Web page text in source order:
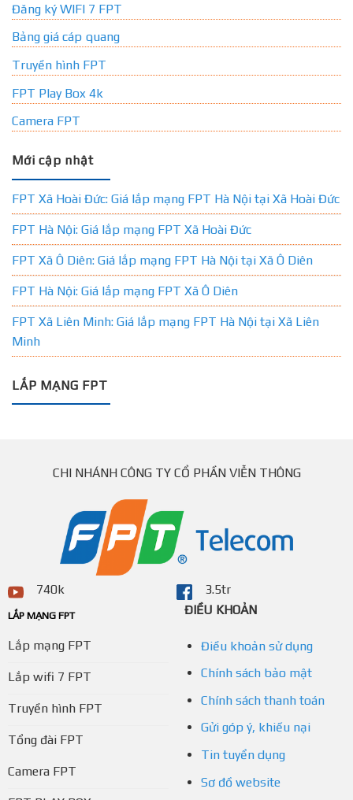
Đăng ký WIFI 7 FPT
Bảng giá cáp quang
Truyền hình FPT
FPT Play Box 4k
Camera FPT
Mới cập nhật
FPT Xã Hoài Đức: Giá lắp mạng FPT Hà Nội tại Xã Hoài Đức
FPT Hà Nội: Giá lắp mạng FPT Xã Hoài Đức
FPT Xã Ô Diên: Giá lắp mạng FPT Hà Nội tại Xã Ô Diên
FPT Hà Nội: Giá lắp mạng FPT Xã Ô Diên
FPT Xã Liên Minh: Giá lắp mạng FPT Hà Nội tại Xã Liên
Minh
LẮP MẠNG FPT
CHI NHÁNH CÔNG TY CỔ PHẦN VIỄN THÔNG
740k 3.5tr
LẮP MẠNG FPT
Lắp mạng FPT
Lắp wifi 7 FPT
Truyền hình FPT
Tổng đài FPT
Camera FPT
ĐIỀU KHOẢN
Điều khoản sử dụng
Chính sách bảo mật
Chính sách thanh toán
Gửi góp ý, khiếu nại
Tin tuyển dụng
Sơ đồ website